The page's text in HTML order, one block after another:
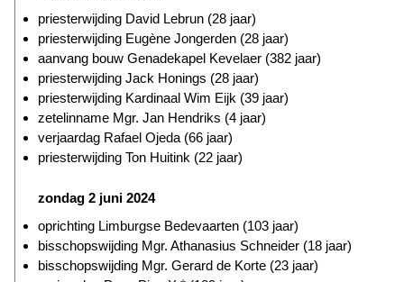
priesterwijding David Lebrun (28 jaar)
priesterwijding Eugène Jongerden (28 jaar)
aanvang bouw Genadekapel Kevelaer (382 jaar)
priesterwijding Jack Honings (28 jaar)
priesterwijding Kardinaal Wim Eijk (39 jaar)
zetelinname Mgr. Jan Hendriks (4 jaar)
verjaardag Rafael Ojeda (66 jaar)
priesterwijding Ton Huitink (22 jaar)
zondag 2 juni 2024
oprichting Limburgse Bedevaarten (103 jaar)
bisschopswijding Mgr. Athanasius Schneider (18 jaar)
bisschopswijding Mgr. Gerard de Korte (23 jaar)